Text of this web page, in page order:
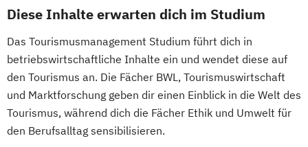
Diese Inhalte erwarten dich im Studium
Das Tourismusmanagement Studium führt dich in
betriebswirtschaftliche Inhalte ein und wendet diese auf
den Tourismus an. Die Fächer BWL, Tourismuswirtschaft
und Marktforschung geben dir einen Einblick in die Welt des
Tourismus, während dich die Fächer Ethik und Umwelt für
den Berufsalltag sensibilisieren.